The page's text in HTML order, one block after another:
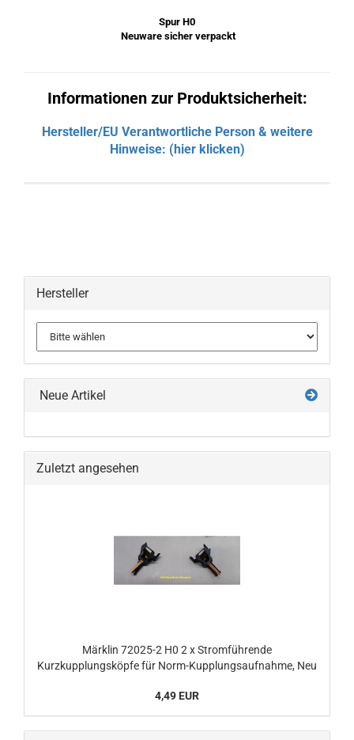
Spur H0
Neuware sicher verpackt
Informationen zur Produktsicherheit:
Hersteller/EU Verantwortliche Person & weitere
Hinweise: (hier klicken)
Hersteller
Neue Artikel
Zuletzt angesehen
Märklin 72025-2 H0 2 x Stromführende
Kurzkupplungsköpfe für Norm-Kupplungsaufnahme, Neu
4,49 EUR